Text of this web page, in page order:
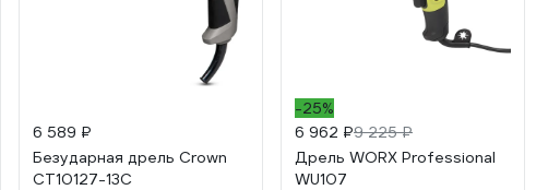
6 589 ₽
Безударная дрель Crown
CT10127-13C
-25%
6 962 ₽9 225 ₽
Дрель WORX Professional
WU107